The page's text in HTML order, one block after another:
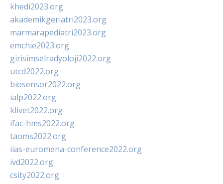
khedi2023.org
akademikgeriatri2023.org
marmarapediatri2023.org
emchie2023.org
girisimselradyoloji2022.org
utcd2022.org
biosensor2022.org
ialp2022.org
klivet2022.org
ifac-hms2022.org
taoms2022.org
iias-euromena-conference2022.org
ivd2022.org
csity2022.org